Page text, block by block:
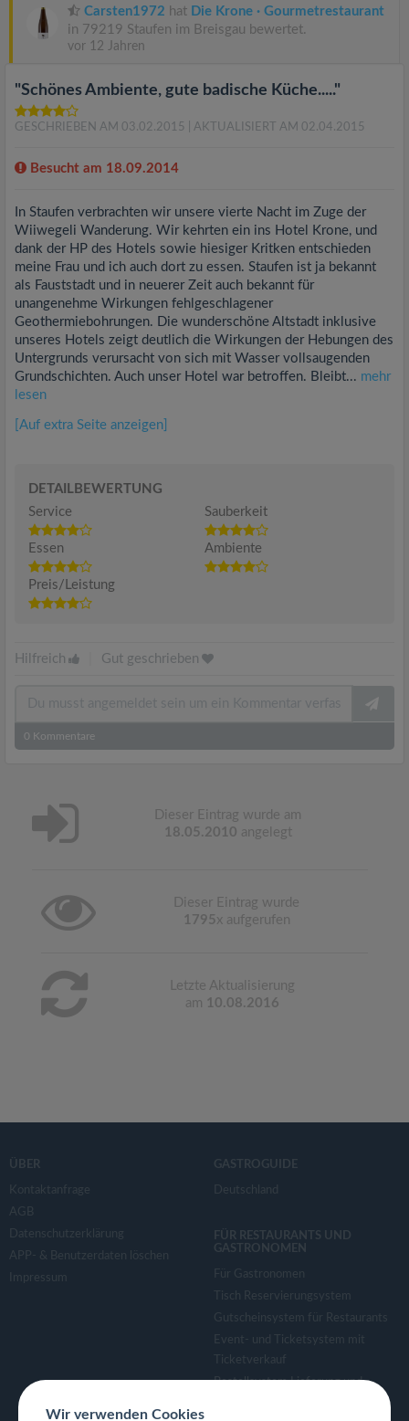
Carsten1972 hat Die Krone · Gourmetrestaurant
in 79219 Staufen im Breisgau bewertet.
vor 12 Jahren
"Schönes Ambiente, gute badische Küche....."
GESCHRIEBEN AM 03.02.2015 | AKTUALISIERT AM 02.04.2015
Besucht am 18.09.2014
In Staufen verbrachten wir unsere vierte Nacht im Zuge der
Wiiwegeli Wanderung. Wir kehrten ein ins Hotel Krone, und
dank der HP des Hotels sowie hiesiger Kritken entschieden
meine Frau und ich auch dort zu essen. Staufen ist ja bekannt
als Fauststadt und in neuerer Zeit auch bekannt für
unangenehme Wirkungen fehlgeschlagener
Geothermiebohrungen. Die wunderschöne Altstadt inklusive
unseres Hotels zeigt deutlich die Wirkungen der Hebungen des
Untergrunds verursacht von sich mit Wasser vollsaugenden
Grundschichten. Auch unser Hotel war betroffen. Bleibt... mehr
lesen
[Auf extra Seite anzeigen]
DETAILBEWERTUNG
Service
Sauberkeit
Essen Ambiente
Preis/Leistung
Hilfreich Gut geschrieben
0 Kommentare
Dieser Eintrag wurde am
18.05.2010 angelegt
Dieser Eintrag wurde
1795 x aufgerufen
Letzte Aktualisierung
am 10.08.2016
ÜBER
Kontaktanfrage
AGB
Datenschutzerklärung
APP- & Benutzerdaten löschen
Impressum
GASTROGUIDE
Deutschland
FÜR RESTAURANTS UND
GASTRONOMEN
Für Gastronomen
Tisch Reservierungsystem
Gutscheinsystem für Restaurants
Event- und Ticketsystem mit
Ticketverkauf
Bestellsystem Lieferung und
Wir verwenden Cookies